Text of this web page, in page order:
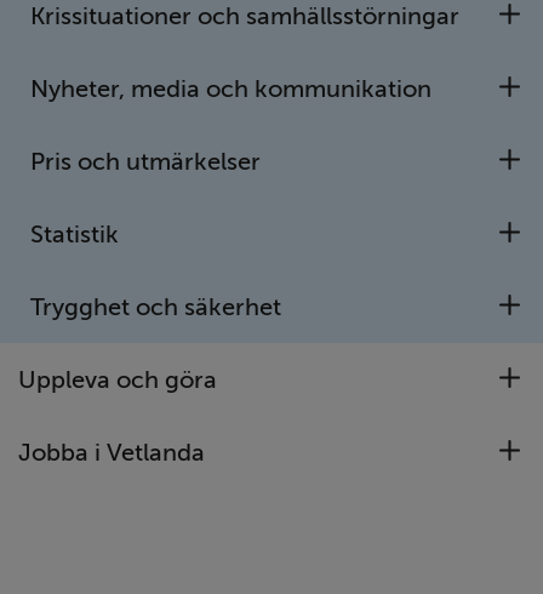
Krissituationer och samhällsstörningar
Nyheter, media och kommunikation
Pris och utmärkelser
Statistik
Trygghet och säkerhet
Uppleva och göra
Jobba i Vetlanda
Höglandets överförmyndarnämnd
Kultur- och fritidsnämnden